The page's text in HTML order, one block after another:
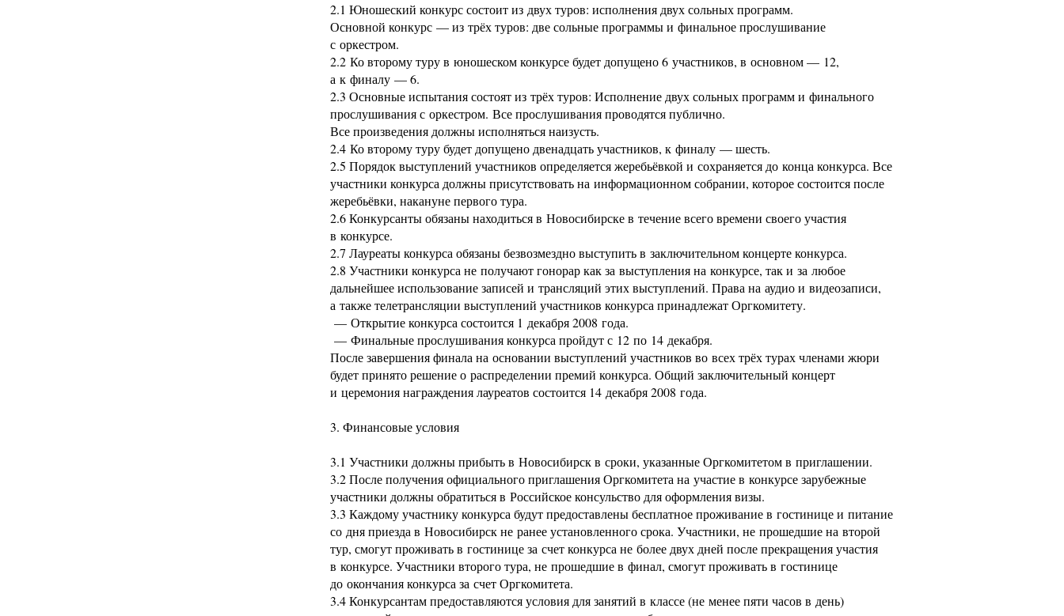
2.1 Юношеский конкурс состоит из двух туров: исполнения двух сольных программ.
Основной конкурс — из трёх туров: две сольные программы и финальное прослушивание
с оркестром.
2.2 Ко второму туру в юношеском конкурсе будет допущено 6 участников, в основном — 12,
а к финалу — 6.
2.3 Основные испытания состоят из трёх туров: Исполнение двух сольных программ и финального
прослушивания с оркестром. Все прослушивания проводятся публично.
Все произведения должны исполняться наизусть.
2.4 Ко второму туру будет допущено двенадцать участников, к финалу — шесть.
2.5 Порядок выступлений участников определяется жеребьёвкой и сохраняется до конца конкурса. Все
участники конкурса должны присутствовать на информационном собрании, которое состоится после
жеребьёвки, накануне первого тура.
2.6 Конкурсанты обязаны находиться в Новосибирске в течение всего времени своего участия
в конкурсе.
2.7 Лауреаты конкурса обязаны безвозмездно выступить в заключительном концерте конкурса.
2.8 Участники конкурса не получают гонорар как за выступления на конкурсе, так и за любое
дальнейшее использование записей и трансляций этих выступлений. Права на аудио и видеозаписи,
а также телетрансляции выступлений участников конкурса принадлежат Оргкомитету.
— Открытие конкурса состоится 1 декабря 2008 года.
— Финальные прослушивания конкурса пройдут с 12 по 14 декабря.
После завершения финала на основании выступлений участников во всех трёх турах членами жюри
будет принято решение о распределении премий конкурса. Общий заключительный концерт
и церемония награждения лауреатов состоится 14 декабря 2008 года.
3. Финансовые условия
3.1 Участники должны прибыть в Новосибирск в сроки, указанные Оргкомитетом в приглашении.
3.2 После получения официального приглашения Оргкомитета на участие в конкурсе зарубежные
участники должны обратиться в Российское консульство для оформления визы.
3.3 Каждому участнику конкурса будут предоставлены бесплатное проживание в гостинице и питание
со дня приезда в Новосибирск не ранее установленного срока. Участники, не прошедшие на второй
тур, смогут проживать в гостинице за счет конкурса не более двух дней после прекращения участия
в конкурсе. Участники второго тура, не прошедшие в финал, смогут проживать в гостинице
до окончания конкурса за счет Оргкомитета.
3.4 Конкурсантам предоставляются условия для занятий в классе (не менее пяти часов в день)